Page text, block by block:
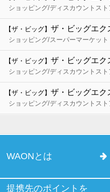
ショッピング/ディスカウントス
【ザ・ビッグ】 ザ・ビッグエク
ショッピング/スーパーマーケット
【ザ・ビッグ】 ザ・ビッグエク
ショッピング/ディスカウントス
【ザ・ビッグ】 ザ・ビッグエク
ショッピング/ディスカウントス